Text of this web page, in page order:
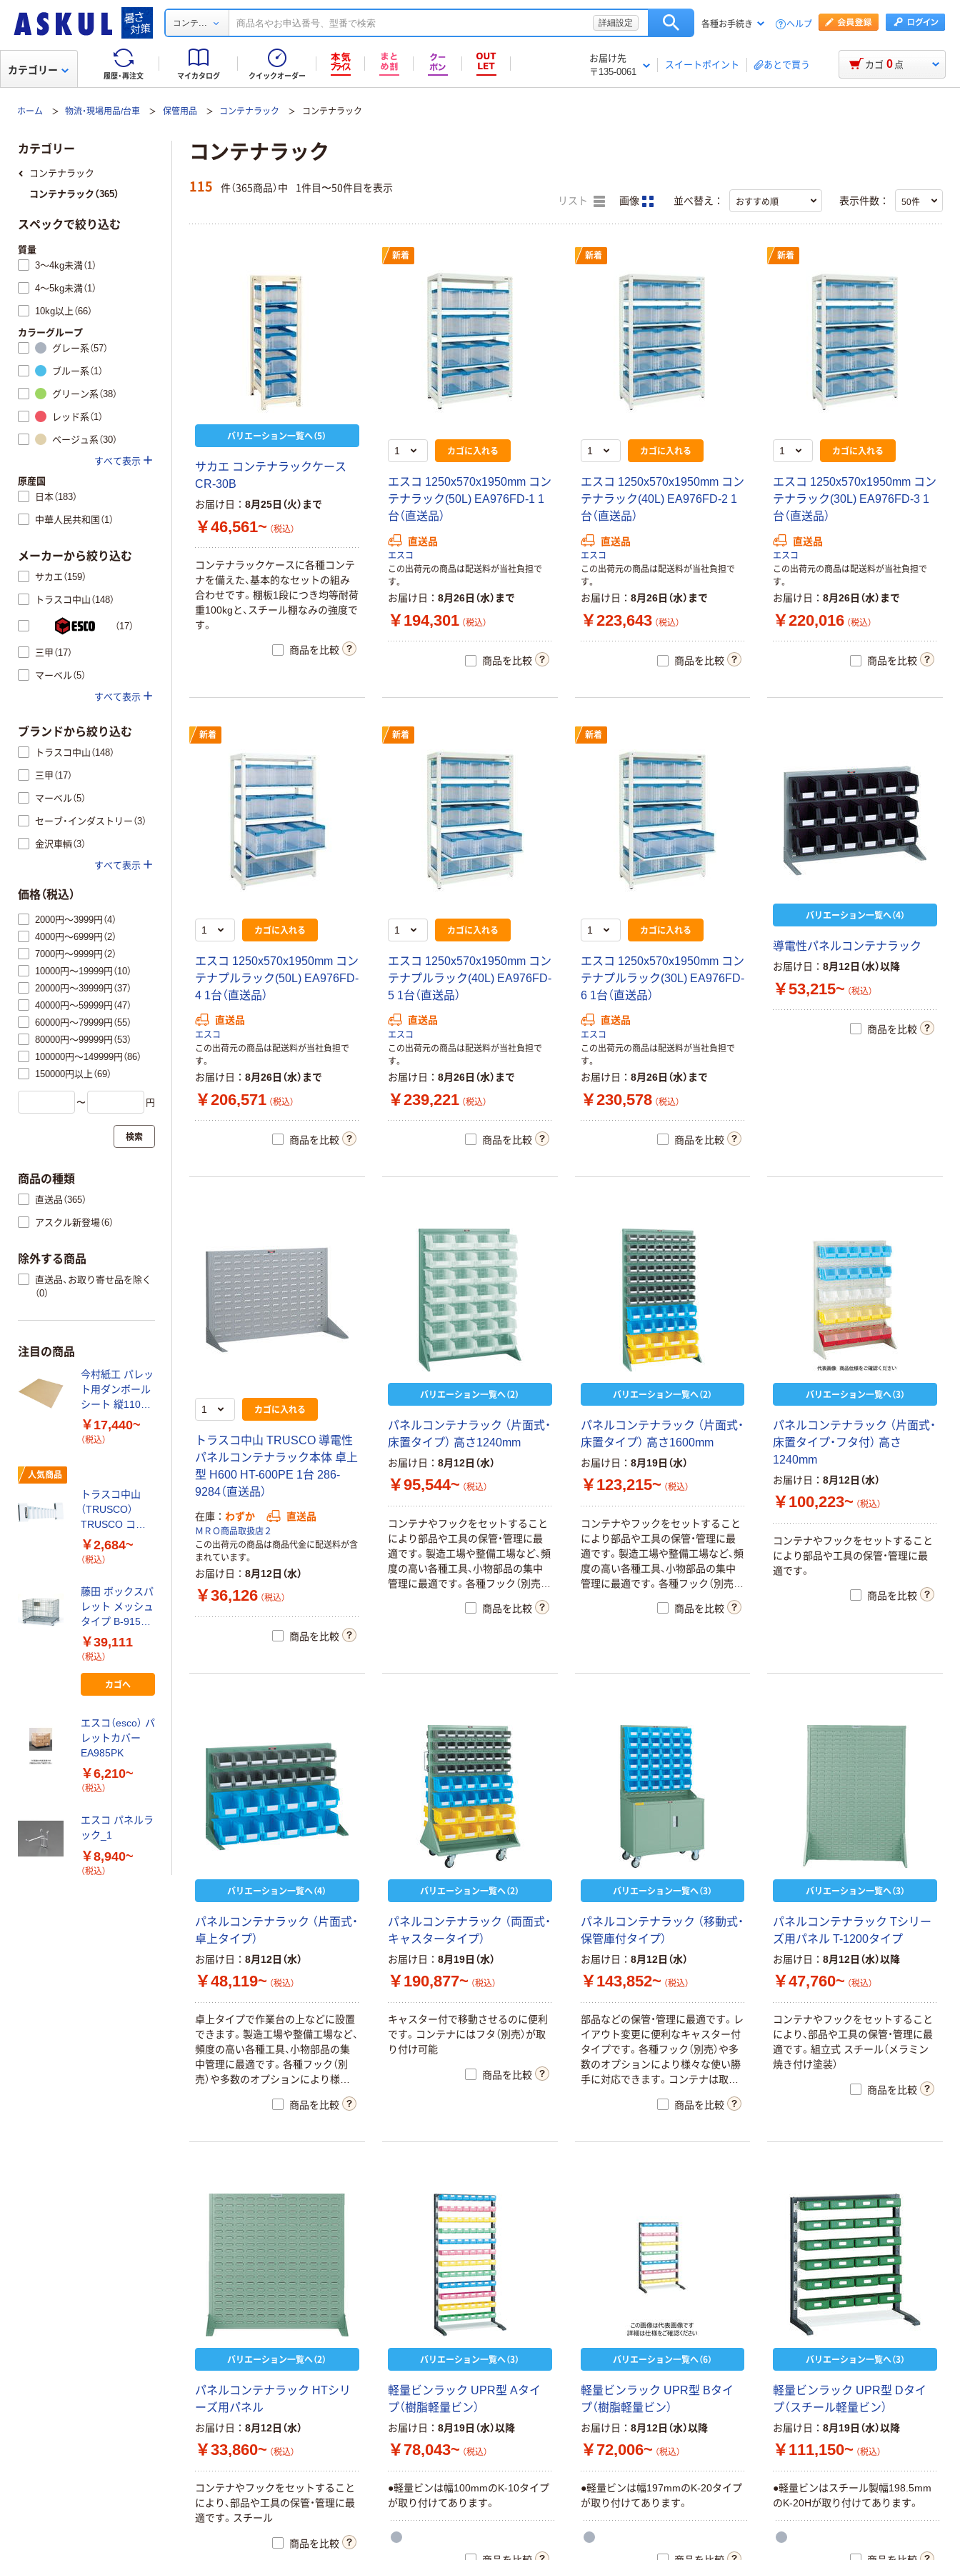
コンテ... 詳細設定 各種お手続き ヘルプ
履歴・再注文 マイカタログ クイックオーダー
お届け先
〒135-0061
スイートポイント あとで買う
カテゴリー カゴ 0 点
ホーム 物流・現場用品/台車 保管用品 コンテナラック コンテナラック
コンテナラック
115 件（365商品）中 1件目〜50件目を表示
リスト 画像 並べ替え： 表示件数：
バリエーション一覧へ（5）
サカエ コンテナラックケース
CR-30B
お届け日 8月25日（火）まで
￥46,561~ （税込）
コンテナラックケースに各種コンテ
ナを備えた、基本的なセットの組み
合わせです。棚板1段につき均等耐荷
重100kgと、スチール棚なみの強度で
す。
商品を比較
新着
カゴに入れる
エスコ 1250x570x1950mm コン
テナラック(50L) EA976FD-1 1
台（直送品）
直送品
エスコ
この出荷元の商品は配送料が当社負担で
す。
お届け日 8月26日（水）まで
￥194,301 （税込）
商品を比較
新着
カゴに入れる
エスコ 1250x570x1950mm コン
テナラック(40L) EA976FD-2 1
台（直送品）
直送品
エスコ
この出荷元の商品は配送料が当社負担で
す。
お届け日 8月26日（水）まで
￥223,643 （税込）
商品を比較
新着
カゴに入れる
エスコ 1250x570x1950mm コン
テナラック(30L) EA976FD-3 1
台（直送品）
直送品
エスコ
この出荷元の商品は配送料が当社負担で
す。
お届け日 8月26日（水）まで
￥220,016 （税込）
商品を比較
新着
カゴに入れる
エスコ 1250x570x1950mm コン
テナプルラック(50L) EA976FD-
4 1台（直送品）
直送品
エスコ
この出荷元の商品は配送料が当社負担で
す。
お届け日 8月26日（水）まで
￥206,571 （税込）
商品を比較
新着
カゴに入れる
エスコ 1250x570x1950mm コン
テナプルラック(40L) EA976FD-
5 1台（直送品）
直送品
エスコ
この出荷元の商品は配送料が当社負担で
す。
お届け日 8月26日（水）まで
￥239,221 （税込）
商品を比較
新着
カゴに入れる
エスコ 1250x570x1950mm コン
テナプルラック(30L) EA976FD-
6 1台（直送品）
直送品
エスコ
この出荷元の商品は配送料が当社負担で
す。
お届け日 8月26日（水）まで
￥230,578 （税込）
商品を比較
バリエーション一覧へ（4）
導電性パネルコンテナラック
お届け日 8月12日（水）以降
￥53,215~ （税込）
商品を比較
カゴに入れる
トラスコ中山 TRUSCO 導電性
パネルコンテナラック本体 卓上
型 H600 HT-600PE 1台 286-
9284（直送品）
在庫 わずか 直送品
ＭＲＯ商品取扱店２
この出荷元の商品は商品代金に配送料が含
まれています。
お届け日 8月12日（水）
￥36,126 （税込）
商品を比較
バリエーション一覧へ（2）
パネルコンテナラック （片面式・
床置タイプ） 高さ1240mm
お届け日 8月12日（水）
￥95,544~ （税込）
コンテナやフックをセットすること
により部品や工具の保管・管理に最
適です。製造工場や整備工場など、頻
度の高い各種工具、小物部品の集中
管理に最適です。各種フック（別売）
や多数のオプションにより様々な使
い勝手に対応できます。コンテナは
商品を比較
バリエーション一覧へ（2）
パネルコンテナラック （片面式・
床置タイプ） 高さ1600mm
お届け日 8月19日（水）
￥123,215~ （税込）
コンテナやフックをセットすること
により部品や工具の保管・管理に最
適です。製造工場や整備工場など、頻
度の高い各種工具、小物部品の集中
管理に最適です。各種フック（別売）
や多数のオプションにより様々な使
い勝手に対応できます。コンテナは
コンテナにはフタ（別売）が取り付け
商品を比較
バリエーション一覧へ（3）
パネルコンテナラック （片面式・
床置タイプ・フタ付） 高さ
1240mm
お届け日 8月12日（水）
￥100,223~ （税込）
コンテナやフックをセットすること
により部品や工具の保管・管理に最
適です。
商品を比較
バリエーション一覧へ（4）
パネルコンテナラック （片面式・
卓上タイプ）
お届け日 8月12日（水）
￥48,119~ （税込）
卓上タイプで作業台の上などに設置
できます。製造工場や整備工場など、
頻度の高い各種工具、小物部品の集
中管理に最適です。各種フック（別
売）や多数のオプションにより様々
な使い勝手に対応できます。コンテ
ナは取り外して持ち運びが可能で
け可能で、ホコリなどが入るのを防
商品を比較
バリエーション一覧へ（2）
パネルコンテナラック （両面式・
キャスタータイプ）
お届け日 8月19日（水）
￥190,877~ （税込）
キャスター付で移動させるのに便利
です。コンテナにはフタ（別売）が取
り付け可能
商品を比較
バリエーション一覧へ（3）
パネルコンテナラック （移動式・
保管庫付タイプ）
お届け日 8月12日（水）
￥143,852~ （税込）
部品などの保管・管理に最適です。レ
イアウト変更に便利なキャスター付
タイプです。各種フック（別売）や多
数のオプションにより様々な使い勝
手に対応できます。コンテナは取り
外して持ち運びが可能です。コンテ
ナにはフタ（別売）を取付け可能で、
棚1枚（金具付）、シリンダ錠（合鍵付）
商品を比較
バリエーション一覧へ（3）
パネルコンテナラック Tシリー
ズ用パネル T-1200タイプ
お届け日 8月12日（水）以降
￥47,760~ （税込）
コンテナやフックをセットすること
により、部品や工具の保管・管理に最
適です。組立式 スチール（メラミン
焼き付け塗装）
商品を比較
バリエーション一覧へ（2）
パネルコンテナラック HTシリ
ーズ用パネル
お届け日 8月12日（水）
￥33,860~ （税込）
コンテナやフックをセットすること
により、部品や工具の保管・管理に最
適です。スチール
商品を比較
バリエーション一覧へ（3）
軽量ビンラック UPR型 Aタイ
プ（樹脂軽量ビン）
お届け日 8月19日（水）以降
￥78,043~ （税込）
●軽量ビンは幅100mmのK-10タイプ
が取り付けてあります。
バリエーション一覧へ（6）
軽量ビンラック UPR型 Bタイ
プ（樹脂軽量ビン）
お届け日 8月12日（水）以降
￥72,006~ （税込）
●軽量ビンは幅197mmのK-20タイプ
が取り付けてあります。
バリエーション一覧へ（3）
軽量ビンラック UPR型 Dタイ
プ（スチール軽量ビン）
お届け日 8月19日（水）以降
￥111,150~ （税込）
●軽量ビンはスチール製幅198.5mm
のK-20Hが取り付けてあります。
カテゴリー
コンテナラック
コンテナラック（365）
スペックで絞り込む
質量
3～4kg未満（1）
4～5kg未満（1）
10kg以上（66）
カラーグループ
グレー系（57）
ブルー系（1）
グリーン系（38）
レッド系（1）
ベージュ系（30）
すべて表示
原産国
日本（183）
中華人民共和国（1）
メーカーから絞り込む
サカエ（159）
トラスコ中山（148）
（17）
三甲（17）
マーベル（5）
すべて表示
ブランドから絞り込む
トラスコ中山（148）
三甲（17）
マーベル（5）
セーブ・インダストリー（3）
金沢車輌（3）
すべて表示
価格（税込）
2000円～3999円（4）
4000円～6999円（2）
7000円～9999円（2）
10000円～19999円（10）
20000円～39999円（37）
40000円～59999円（47）
60000円～79999円（55）
80000円～99999円（53）
100000円～149999円（86）
150000円以上（69）
〜 円
検索
商品の種類
直送品（365）
アスクル新登場（6）
除外する商品
直送品、お取り寄せ品を除く
（0）
注目の商品
今村紙工 パレッ
ト用ダンボール
シート 縦1100×
横1100mm
￥17,440~
（税込）
人気商品
トラスコ中山
（TRUSCO）
TRUSCO コバ
ンザメ マグネッ
ト ハンガー
￥2,684~
（税込）
藤田 ボックスパ
レット メッシュ
タイプ B-915M
1台（直送品）
￥39,111
（税込）
カゴへ
エスコ（esco） パ
レットカバー
EA985PK
￥6,210~
（税込）
エスコ パネルラ
ック_1
￥8,940~
（税込）